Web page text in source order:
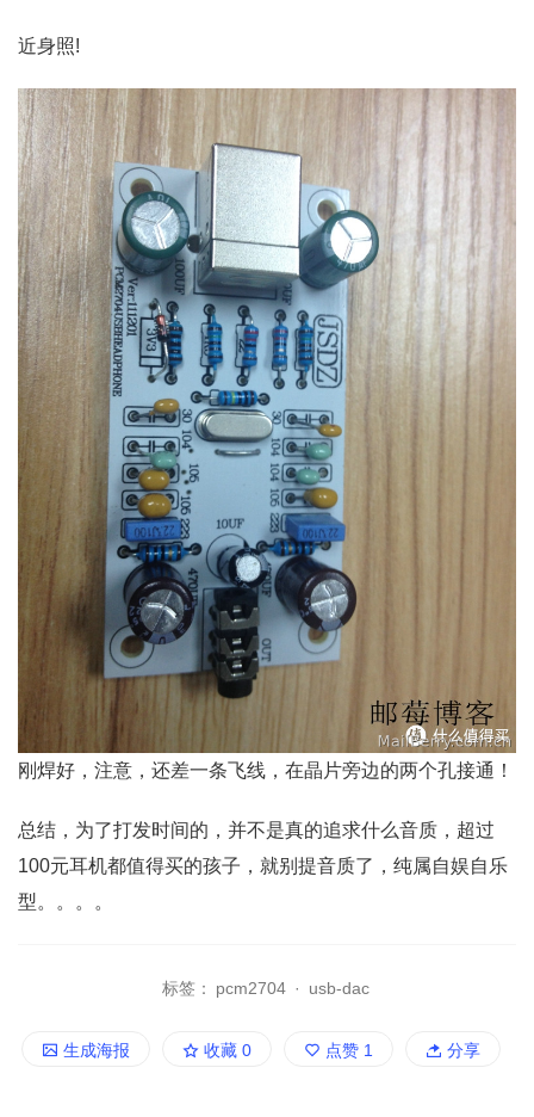
近身照!
刚焊好，注意，还差一条飞线，在晶片旁边的两个孔接通！
总结，为了打发时间的，并不是真的追求什么音质，超过
100元耳机都值得买的孩子，就别提音质了，纯属自娱自乐
型。。。。
标签： pcm2704 · usb-dac
生成海报 收藏 0 点赞 1 分享